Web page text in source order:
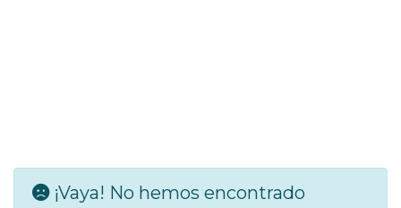
¡Vaya! No hemos encontrado